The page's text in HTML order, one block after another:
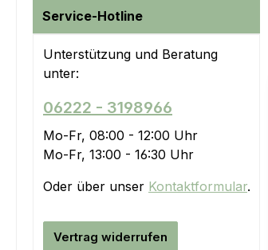
Service-Hotline
Unterstützung und Beratung
unter:
06222 - 3198966
Mo-Fr, 08:00 - 12:00 Uhr
Mo-Fr, 13:00 - 16:30 Uhr
Oder über unser Kontaktformular.
Vertrag widerrufen